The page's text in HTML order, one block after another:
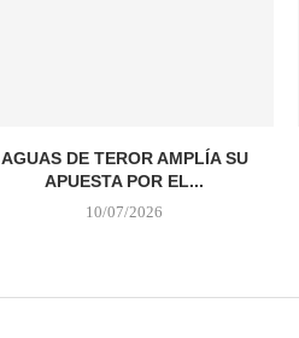
AGUAS DE TEROR AMPLÍA SU
APUESTA POR EL...
10/07/2026